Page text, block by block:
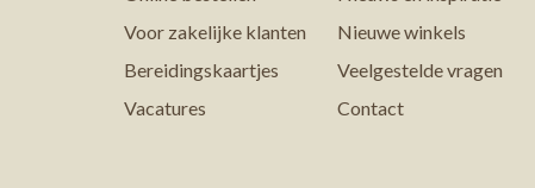
Voor zakelijke klanten
Nieuwe winkels
Bereidingskaartjes
Veelgestelde vragen
Vacatures
Contact